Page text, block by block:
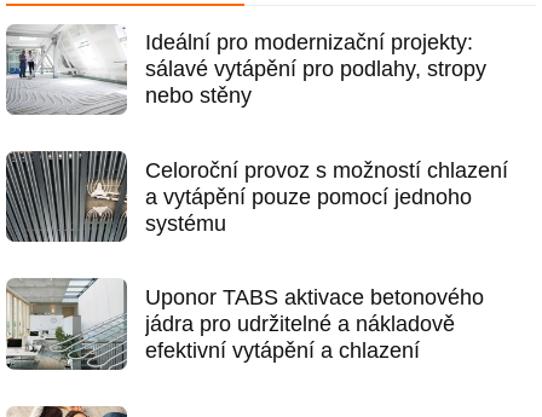
Ideální pro modernizační projekty:
sálavé vytápění pro podlahy, stropy
nebo stěny
Celoroční provoz s možností chlazení
a vytápění pouze pomocí jednoho
systému
Uponor TABS aktivace betonového
jádra pro udržitelné a nákladově
efektivní vytápění a chlazení